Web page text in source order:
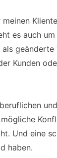
es auch
geänderte
Kunden
Und eine
haben.